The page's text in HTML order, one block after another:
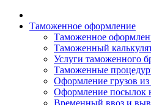
Таможенное оформление
Таможенное
Таможенный
Услуги таможенного
Таможенные
Оформление грузов
Оформление посылок
Временный ввоз и